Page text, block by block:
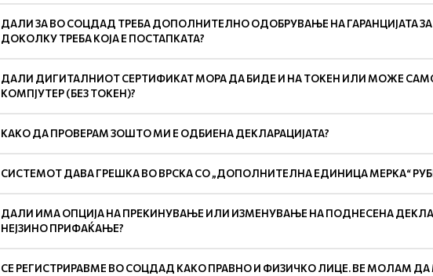
ДАЛИ ЗА ВО СОЦДАД ТРЕБА ДОПОЛНИТЕЛНО ОДОБРУВАЊЕ НА ГАРАНЦИЈАТА
ДОКОЛКУ ТРЕБА КОЈА Е ПОСТАПКАТА?
ДАЛИ ДИГИТАЛНИОТ СЕРТИФИКАТ МОРА ДА БИДЕ И НА ТОКЕН ИЛИ МОЖЕ
КОМПЈУТЕР (БЕЗ ТОКЕН)?
КАКО ДА ПРОВЕРАМ ЗОШТО МИ Е ОДБИЕНА ДЕКЛАРАЦИЈАТА?
СИСТЕМОТ ДАВА ГРЕШКА ВО ВРСКА СО „ДОПОЛНИТЕЛНА ЕДИНИЦА МЕРКА“
ДАЛИ ИМА ОПЦИЈА НА ПРЕКИНУВАЊЕ ИЛИ ИЗМЕНУВАЊЕ НА ПОДНЕСЕНА
НЕЈЗИНО ПРИФАЌАЊЕ?
СЕ РЕГИСТРИРАВМЕ ВО СОЦДАД КАКО ПРАВНО И ФИЗИЧКО ЛИЦЕ. ВЕ МОЛАМ ДА